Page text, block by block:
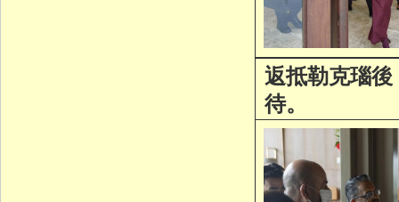
返抵勒克瑙
待。